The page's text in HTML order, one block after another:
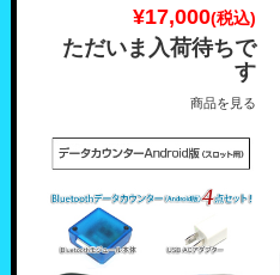
¥17,000(税込)
ただいま入荷待ちで
す
商品を見る